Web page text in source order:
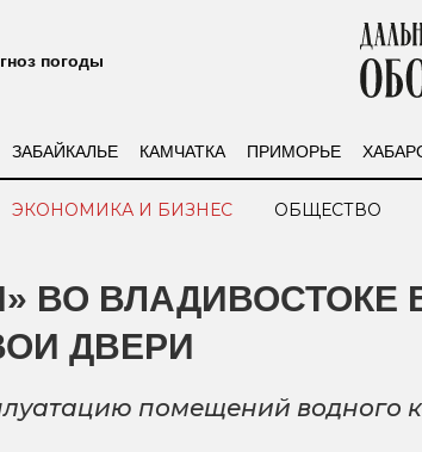
погоды
ЗАБАЙКАЛЬЕ КАМЧАТКА ПРИМОРЬЕ
ЭКОНОМИКА И БИЗНЕС ОБЩЕСТВО
ВО ВЛАДИВОСТОКЕ
ДВЕРИ
помещений водного